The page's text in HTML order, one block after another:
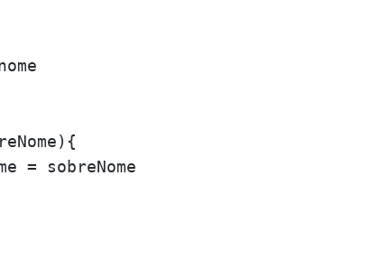
= sobreNome